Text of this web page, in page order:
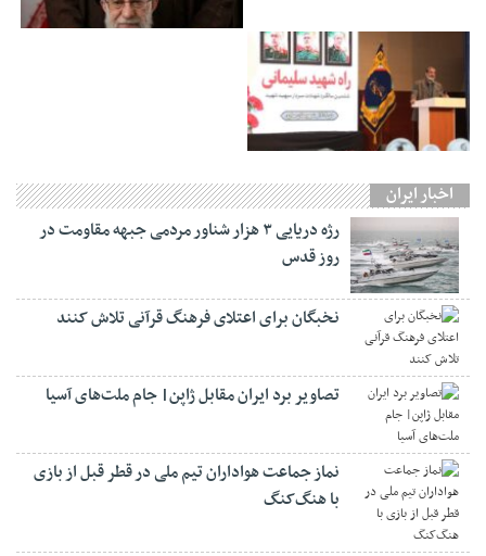
اخبار ایران
رژه دریایی ۳ هزار شناور مردمی جبهه مقاومت در
روز قدس
نخبگان برای اعتلای فرهنگ قرآنی تلاش کنند
تصاویر برد ایران مقابل ژاپن| جام ملت‌های آسیا
نماز جماعت هواداران تیم ملی در قطر قبل از بازی
با هنگ‌کنگ